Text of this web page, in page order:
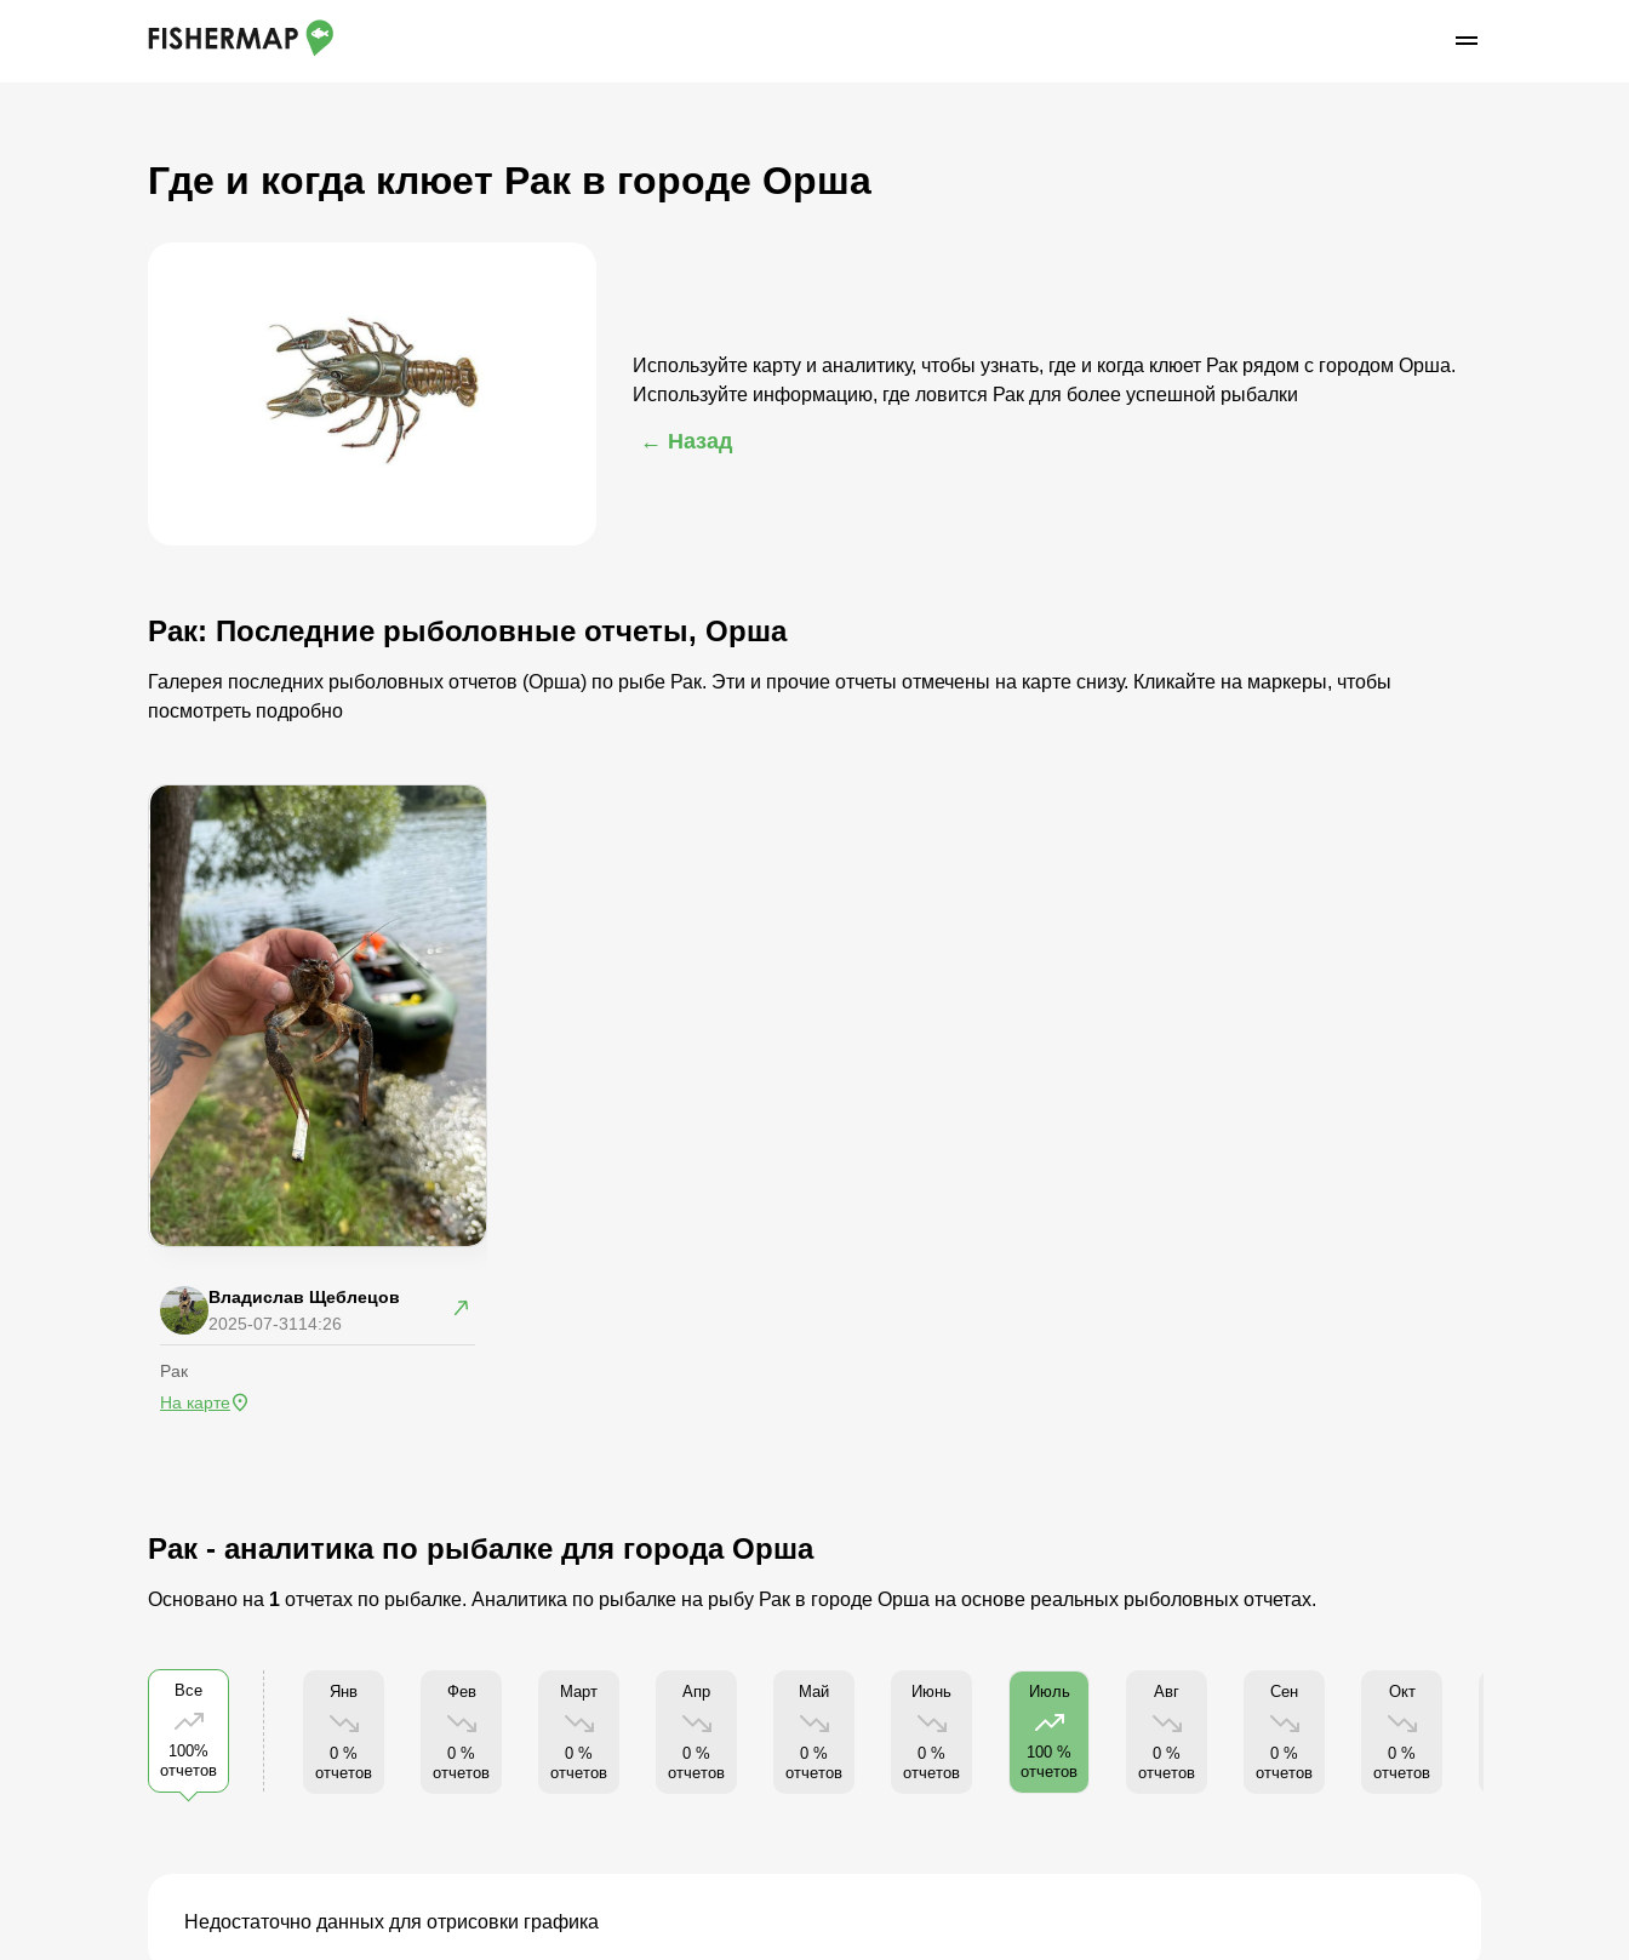
Где и когда клюет Рак в городе Орша
Используйте карту и аналитику, чтобы узнать, где и когда клюет Рак рядом с городом Орша.
Используйте информацию, где ловится Рак для более успешной рыбалки
← Назад
Рак: Последние рыболовные отчеты, Орша
Галерея последних рыболовных отчетов (Орша) по рыбе Рак. Эти и прочие отчеты отмечены на карте снизу. Кликайте на маркеры, чтобы
посмотреть подробно
Владислав Щеблецов
2025-07-31 14:26
Рак
На карте
Рак - аналитика по рыбалке для города Орша
Основано на 1 отчетах по рыбалке. Аналитика по рыбалке на рыбу Рак в городе Орша на основе реальных рыболовных отчетах.
Все
100%
отчетов
Янв
0 %
отчетов
Фев
0 %
отчетов
Март
0 %
отчетов
Апр
0 %
отчетов
Май
0 %
отчетов
Июнь
0 %
отчетов
Июль
100 %
отчетов
Авг
0 %
отчетов
Сен
0 %
отчетов
Окт
0 %
отчетов
Недостаточно данных для отрисовки графика